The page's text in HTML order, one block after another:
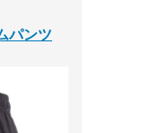
パンツ